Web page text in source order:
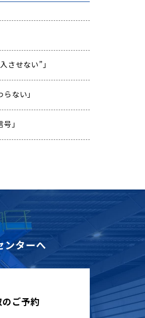
させない”」
ない」
」
ンターへ
ご予約